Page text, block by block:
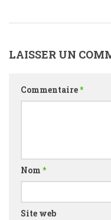
LAISSER UN
Commentaire*
Nom *
Site web